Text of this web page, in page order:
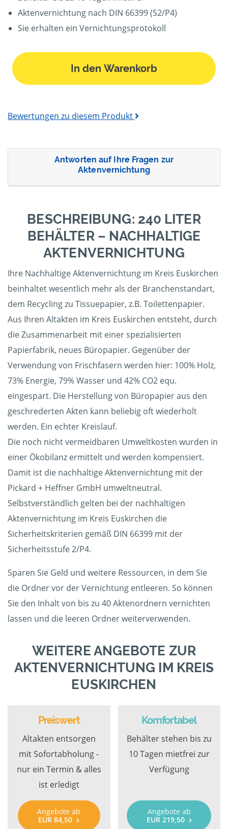
Aktenvernichtung nach DIN 66399 (S2/P4)
Sie erhalten ein Vernichtungsprotokoll
In den Warenkorb
Bewertungen zu diesem Produkt
Antworten auf Ihre Fragen zur
Aktenvernichtung
BESCHREIBUNG: 240 LITER
BEHÄLTER – NACHHALTIGE
AKTENVERNICHTUNG
Ihre Nachhaltige Aktenvernichtung im Kreis Euskirchen
beinhaltet wesentlich mehr als der Branchenstandart,
dem Recycling zu Tissuepapier, z.B. Toilettenpapier.
Aus Ihren Altakten im Kreis Euskirchen entsteht, durch
die Zusammenarbeit mit einer spezialisierten
Papierfabrik, neues Büropapier. Gegenüber der
Verwendung von Frischfasern werden hier: 100% Holz,
73% Energie, 79% Wasser und 42% CO2 equ.
eingespart. Die Herstellung von Büropapier aus den
geschrederten Akten kann beliebig oft wiederholt
werden. Ein echter Kreislauf.
Die noch nicht vermeidbaren Umweltkosten wurden in
einer Ökobilanz ermittelt und werden kompensiert.
Damit ist die nachhaltige Aktenvernichtung mit der
Pickard + Heffner GmbH umweltneutral.
Selbstverständlich gelten bei der nachhaltigen
Aktenvernichtung im Kreis Euskirchen die
Sicherheitskriterien gemäß DIN 66399 mit der
Sicherheitsstufe 2/P4.
Sparen Sie Geld und weitere Ressourcen, in dem Sie
die Ordner vor der Vernichtung entleeren. So können
Sie den Inhalt von bis zu 40 Aktenordnern vernichten
lassen und die leeren Ordner weiterverwenden.
WEITERE ANGEBOTE ZUR
AKTENVERNICHTUNG IM KREIS
EUSKIRCHEN
Preiswert
Altakten entsorgen
mit Sofortabholung -
nur ein Termin & alles
ist erledigt
Angebote ab
EUR 84,50
Komfortabel
Behälter stehen bis zu
10 Tagen mietfrei zur
Verfügung
Angebote ab
EUR 219,50